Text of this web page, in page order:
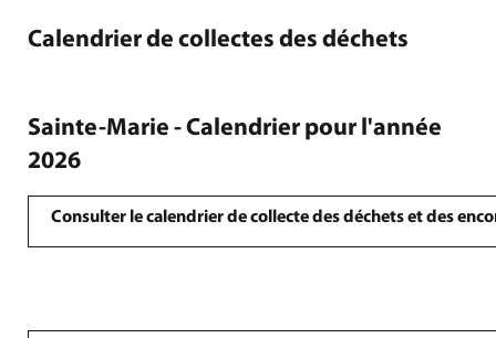
Calendrier de collectes des déchets
Sainte-Marie - Calendrier pour l'année
2026
Consulter le calendrier de collecte des déchets et des